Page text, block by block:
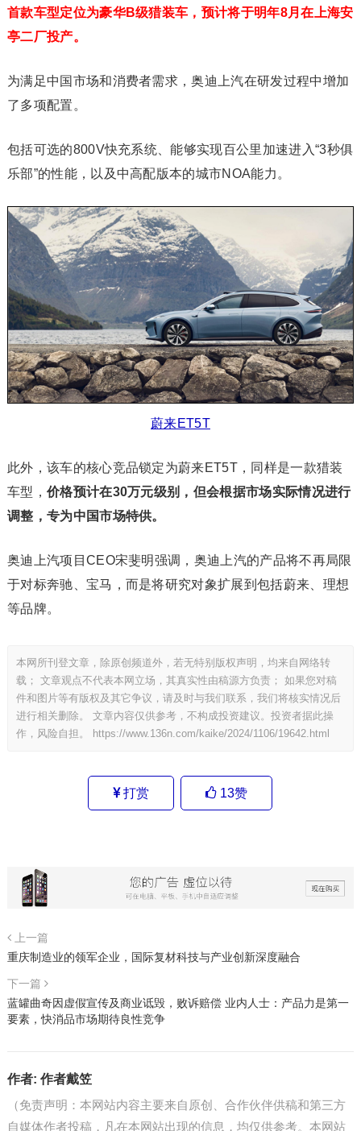
首款车型定位为豪华B级猎装车，预计将于明年8月在上海安
亭二厂投产。
为满足中国市场和消费者需求，奥迪上汽在研发过程中增加
了多项配置。
包括可选的800V快充系统、能够实现百公里加速进入“3秒俱
乐部”的性能，以及中高配版本的城市NOA能力。
蔚来ET5T
此外，该车的核心竞品锁定为蔚来ET5T，同样是一款猎装
车型， 价格预计在30万元级别，但会根据市场实际情况进行
调整，专为中国市场特供。
奥迪上汽项目CEO宋斐明强调，奥迪上汽的产品将不再局限
于对标奔驰、宝马，而是将研究对象扩展到包括蔚来、理想
等品牌。
本网所刊登文章，除原创频道外，若无特别版权声明，均来自网络转
载； 文章观点不代表本网立场，其真实性由稿源方负责； 如果您对稿
件和图片等有版权及其它争议，请及时与我们联系，我们将核实情况后
进行相关删除。 文章内容仅供参考，不构成投资建议。投资者据此操
作，风险自担。 https://www.136n.com/kaike/2024/1106/19642.html
打赏 13赞
上一篇
重庆制造业的领军企业，国际复材科技与产业创新深度融合
下一篇
蓝罐曲奇因虚假宣传及商业诋毁，败诉赔偿 业内人士：产品力是第一
要素，快消品市场期待良性竞争
作者: 作者戴笠
（免责声明：本网站内容主要来自原创、合作伙伴供稿和第三方
自媒体作者投稿，凡在本网站出现的信息，均仅供参考。本网站